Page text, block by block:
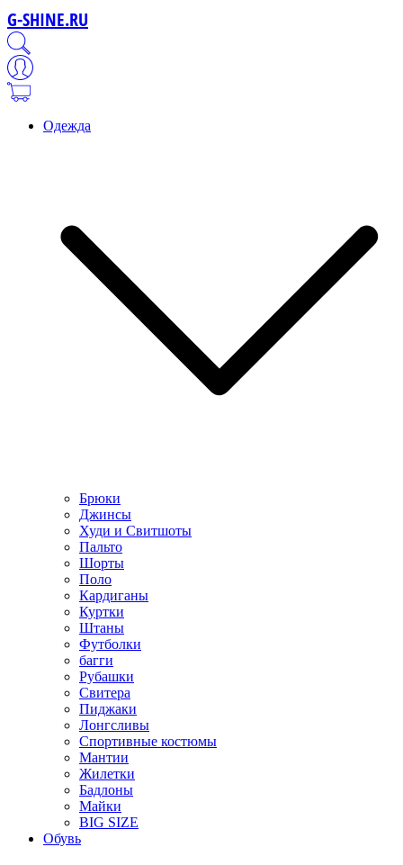
G-SHINE.RU
Одежда
Брюки
Джинсы
Худи и Свитшоты
Пальто
Шорты
Поло
Кардиганы
Куртки
Штаны
Футболки
багги
Рубашки
Свитера
Пиджаки
Лонгсливы
Спортивные костюмы
Мантии
Жилетки
Бадлоны
Майки
BIG SIZE
Обувь